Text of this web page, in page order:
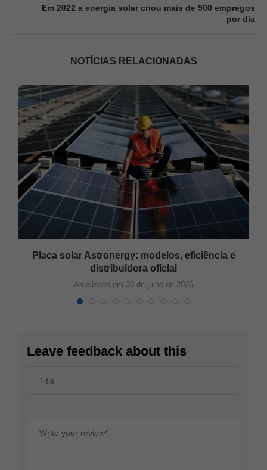
Em 2022 a energia solar criou mais de 900 empregos
por dia
NOTÍCIAS RELACIONADAS
Placa solar Astronergy: modelos, eficiência e
distribuidora oficial
Atualizado em 30 de julho de 2026
Leave feedback about this